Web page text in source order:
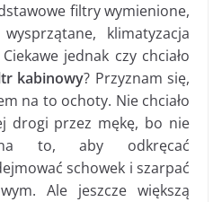
filtry wymienione,
klimatyzacja
jednak czy chciało
kabinowy? Przyznam się,
na to ochoty. Nie chciało
drogi przez mękę, bo nie
to, aby odkręcać
schowek i szarpać
Ale jeszcze większą